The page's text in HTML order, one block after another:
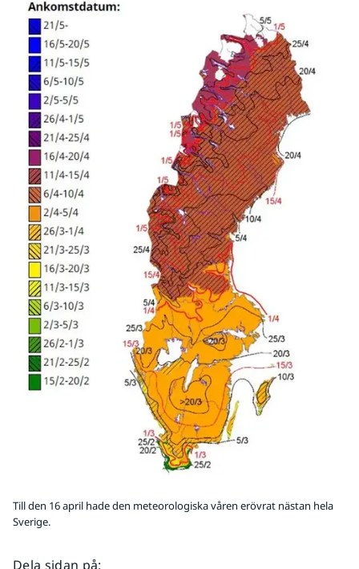
Till den 16 april hade den meteorologiska våren erövrat nästan hela
Sverige.
Dela sidan på: